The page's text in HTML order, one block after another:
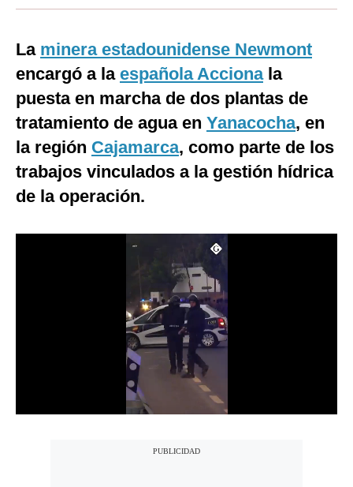
Internacional
Tecnología
Mix
La minera estadounidense Newmont
encargó a la española Accionala
puesta en marcha de dos plantas de
tratamiento de agua en Yanacocha, en
la región Cajamarca, como parte de los
trabajos vinculados a la gestión hídrica
de la operación.